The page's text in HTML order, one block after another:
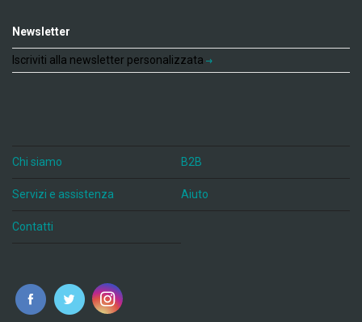
Newsletter
Iscriviti alla newsletter personalizzata
Chi siamo B2B
Servizi e assistenza Aiuto
Contatti